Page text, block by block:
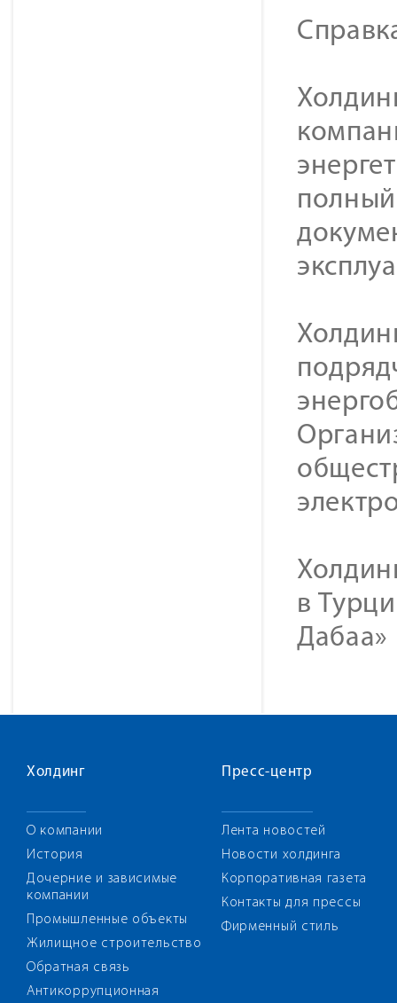
в
Дабаа»
Холдинг
О компании
История
Дочерние и зависимые
компании
Промышленные объекты
Жилищное строительство
Обратная связь
Антикоррупционная
Пресс-центр
Лента новостей
Новости холдинга
Корпоративная газета
Контакты для прессы
Фирменный стиль